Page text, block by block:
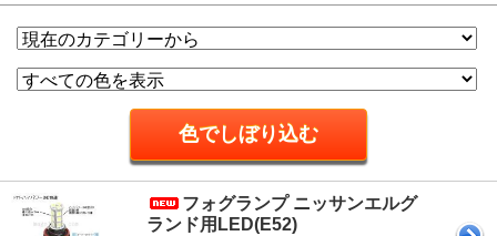
フォグランプ ニッサンエルグ
ランド用LED(E52)